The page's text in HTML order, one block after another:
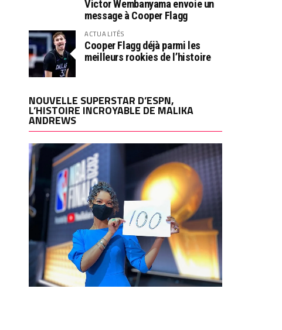
Victor Wembanyama envoie un
message à Cooper Flagg
ACTUALITÉS
Cooper Flagg déjà parmi les
meilleurs rookies de l’histoire
NOUVELLE SUPERSTAR D’ESPN,
L’HISTOIRE INCROYABLE DE MALIKA
ANDREWS